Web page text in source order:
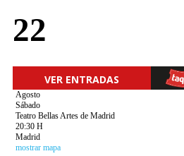
22
VER ENTRADAS
Agosto
Sábado
Teatro Bellas Artes de Madrid
20:30 H
Madrid
mostrar mapa